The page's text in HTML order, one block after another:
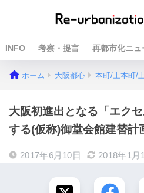
INFO 考察・提言 再都市化ニュ
ホーム 大阪都心 本町/上本町/上
大阪初進出となる「エク
する(仮称)御堂会館建替計
2017年6月10日 2018年1月